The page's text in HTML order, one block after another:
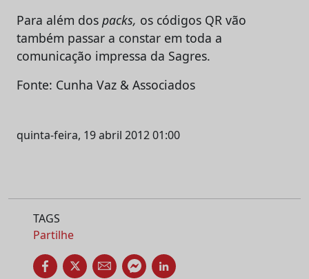
Para além dos packs, os códigos QR vão
também passar a constar em toda a
comunicação impressa da Sagres.
Fonte: Cunha Vaz & Associados
quinta-feira, 19 abril 2012 01:00
TAGS
Partilhe